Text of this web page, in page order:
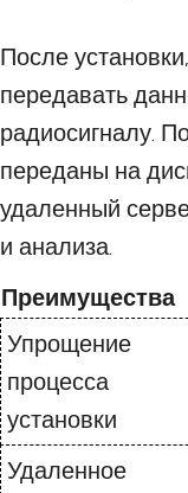
После
передавать
радиосигналу.
переданы на
удаленный
и анализа.
Преимущества
Упрощение
процесса
установки
Удаленное